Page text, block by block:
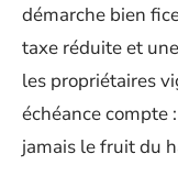
démarche bien
taxe réduite et
les propriétaires
échéance compte
jamais le fruit du